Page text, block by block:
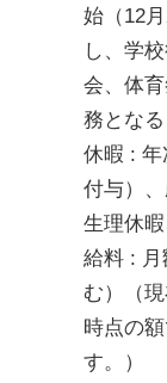
始（12
し、学
会、体
務とな
休暇 : 年
付与）
生理休
給料 : 月
む）（
時点の
す。）